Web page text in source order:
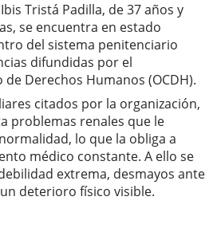
Tristá Padilla, de 37 años y
se encuentra en estado
del sistema penitenciario
difundidas por el
Derechos Humanos (OCDH).
citados por la organización,
problemas renales que le
lo que la obliga a
médico constante. A ello se
extrema, desmayos ante
deterioro físico visible.